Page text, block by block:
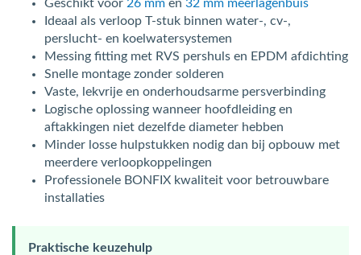
Geschikt voor 26 mm en 32 mm meerlagenbuis
Ideaal als verloop T-stuk binnen water-, cv-,
perslucht- en koelwatersystemen
Messing fitting met RVS pershuls en EPDM afdichting
Snelle montage zonder solderen
Vaste, lekvrije en onderhoudsarme persverbinding
Logische oplossing wanneer hoofdleiding en
aftakkingen niet dezelfde diameter hebben
Minder losse hulpstukken nodig dan bij opbouw met
meerdere verloopkoppelingen
Professionele BONFIX kwaliteit voor betrouwbare
installaties
Praktische keuzehulp